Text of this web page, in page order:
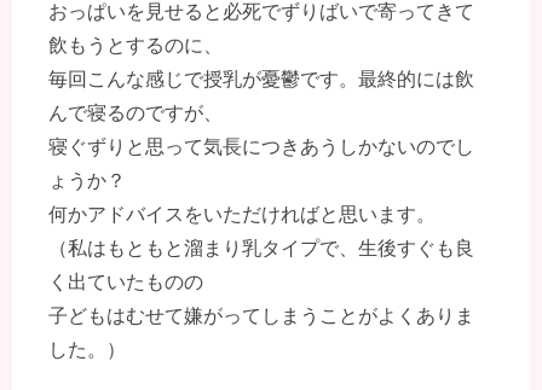
おっぱいを見せると必死でずりばいで寄ってきて
飲もうとするのに、
毎回こんな感じで授乳が憂鬱です。最終的には飲
んで寝るのですが、
寝ぐずりと思って気長につきあうしかないのでし
ょうか？
何かアドバイスをいただければと思います。
（私はもともと溜まり乳タイプで、生後すぐも良
く出ていたものの
子どもはむせて嫌がってしまうことがよくありま
した。）